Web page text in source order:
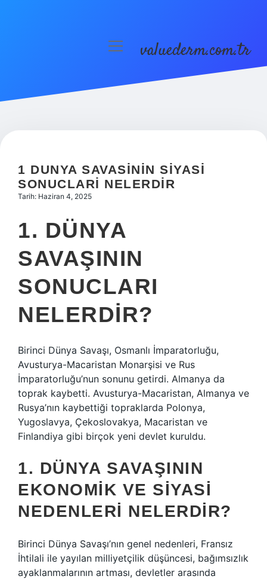
menüyüvaluederm.com.tr
1 DUNYA SAVASININ SIYASI
SONUCLARI NELERDIR
Tarih: Haziran 4, 2025
1. DÜNYA
SAVAŞININ
SONUCLARI
NELERDIR?
Birinci Dünya Savaşı, Osmanlı İmparatorluğu,
Avusturya-Macaristan Monarşisi ve Rus
İmparatorluğu’nun sonunu getirdi. Almanya da
toprak kaybetti. Avusturya-Macaristan, Almanya ve
Rusya’nın kaybettiği topraklarda Polonya,
Yugoslavya, Çekoslovakya, Macaristan ve
Finlandiya gibi birçok yeni devlet kuruldu.
1. DÜNYA SAVAŞININ
EKONOMIK VE SIYASI
NEDENLERI NELERDIR?
Birinci Dünya Savaşı’nın genel nedenleri, Fransız
İhtilali ile yayılan milliyetçilik düşüncesi, bağımsızlık
ayaklanmalarının artması, devletler arasında